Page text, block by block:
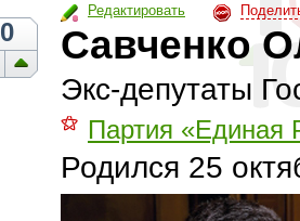
Редактировать
0 Савченко
Экс-депутаты
⚝ Партия «Единая
Родился 25